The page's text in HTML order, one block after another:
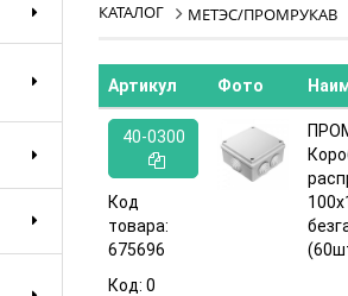
КАТАЛОГ МЕТЭС/ПРОМРУКАВ
Артикул Фото
40-0300
Код
товара:
675696
Код: 0